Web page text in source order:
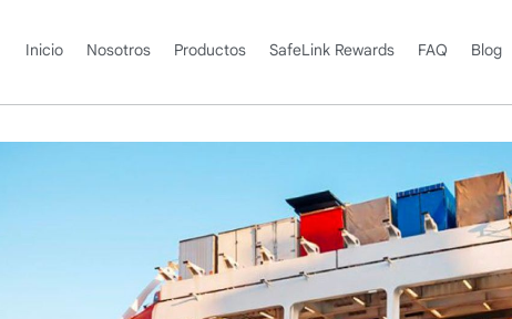
Inicio Nosotros Productos SafeLink Rewards FAQ Blog